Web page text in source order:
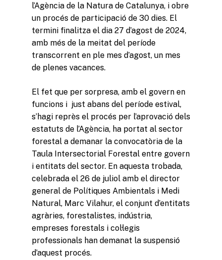
l’Agència de la Natura de Catalunya, i obre
un procés de participació de 30 dies. El
termini finalitza el dia 27 d’agost de 2024,
amb més de la meitat del període
transcorrent en ple mes d’agost, un mes
de plenes vacances.
El fet que per sorpresa, amb el govern en
funcions i just abans del període estival,
s’hagi reprès el procés per l’aprovació dels
estatuts de l’Agència, ha portat al sector
forestal a demanar la convocatòria de la
Taula Intersectorial Forestal entre govern
i entitats del sector. En aquesta trobada,
celebrada el 26 de juliol amb el director
general de Polítiques Ambientals i Medi
Natural, Marc Vilahur, el conjunt d’entitats
agràries, forestalistes, indústria,
empreses forestals i col·legis
professionals han demanat la suspensió
d’aquest procés.